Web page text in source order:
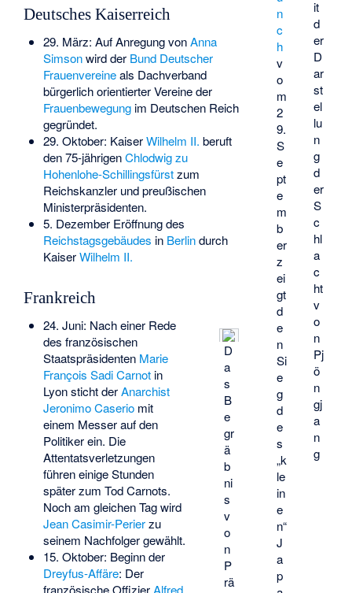
it
d
er
D
ar
st
el
lu
n
g
d
er
S
c
hl
a
c
ht
v
o
n
Pj
ö
n
gj
a
n
g
n
c
h
v
o
m
2
9.
S
e
pt
e
m
b
er
z
ei
gt
d
e
n
Si
e
g
d
e
s
„k
le
in
e
n“
J
a
p
Deutsches Kaiserreich
29. März: Auf Anregung vonAnna
Simsonwird der Bund Deutscher
Frauenvereineals Dachverband
bürgerlich orientierter Vereine der
Frauen­bewegungim Deutschen Reich
gegründet.
29. Oktober: KaiserWilhelm II. beruft
den 75-jährigenChlodwig zu
Hohenlohe-Schillingsfürstzum
Reichskanzler und preußischen
Ministerpräsidenten.
5. Dezember Eröffnung des
Reichstagsgebäudes in Berlindurch
KaiserWilhelm II.
Frankreich
D
a
s
B
e
gr
ä
b
ni
s
v
o
n
P
rä
24. Juni: Nach einer Rede
des französischen
Staatspräsidenten Marie
François Sadi Carnotin
Lyon sticht derAnarchist
Jeronimo Caseriomit
einem Messer auf den
Politiker ein. Die
Attentatsverletzungen
führen einige Stunden
später zum Tod Carnots.
Noch am gleichen Tag wird
Jean Casimir-Perierzu
seinem Nachfolger gewählt.
15. Oktober: Beginn der
Dreyfus-Affäre: Der
französische Offizier Alfred